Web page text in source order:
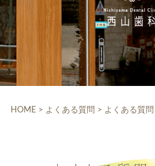
WEB予約
HOME > よくある質問 > よくある質問